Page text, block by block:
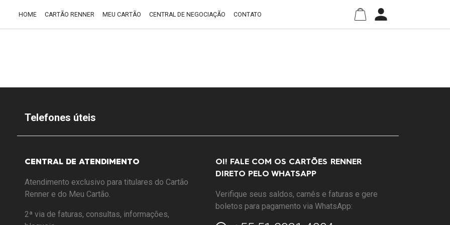
HOME CARTÃO RENNER MEU CARTÃO CENTRAL DE NEGOCIAÇÃO CONTATO
Telefones úteis
CENTRAL DE ATENDIMENTO
Atendimento exclusivo para titulares do Cartão
Renner e do Meu Cartão.
2ª via de faturas, consultas, informações,
OI! FALE COM OS CARTÕES RENNER
DIRETO PELO WHATSAPP
Verifique seus saldos, carnês e faturas e gere
boletos para pagamento via WhatsApp: